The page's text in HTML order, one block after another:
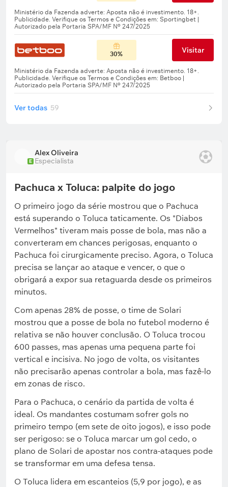
30% Visitar
Ver todas 59
E
Alex Oliveira
Especialista
Pachuca x Toluca: palpite do jogo
O primeiro jogo da série mostrou que o Pachuca
está superando o Toluca taticamente. Os "Diabos
Vermelhos" tiveram mais posse de bola, mas não a
converteram em chances perigosas, enquanto o
Pachuca foi cirurgicamente preciso. Agora, o Toluca
precisa se lançar ao ataque e vencer, o que o
obrigará a expor sua retaguarda desde os primeiros
minutos.
Com apenas 28% de posse, o time de Solari
mostrou que a posse de bola no futebol moderno é
relativa se não houver conclusão. O Toluca trocou
600 passes, mas apenas uma pequena parte foi
vertical e incisiva. No jogo de volta, os visitantes
não precisarão apenas controlar a bola, mas fazê-lo
em zonas de risco.
Para o Pachuca, o cenário da partida de volta é
ideal. Os mandantes costumam sofrer gols no
primeiro tempo (em sete de oito jogos), e isso pode
ser perigoso: se o Toluca marcar um gol cedo, o
plano de Solari de apostar nos contra-ataques pode
se transformar em uma defesa tensa.
O Toluca lidera em escanteios (5,9 por jogo), e as